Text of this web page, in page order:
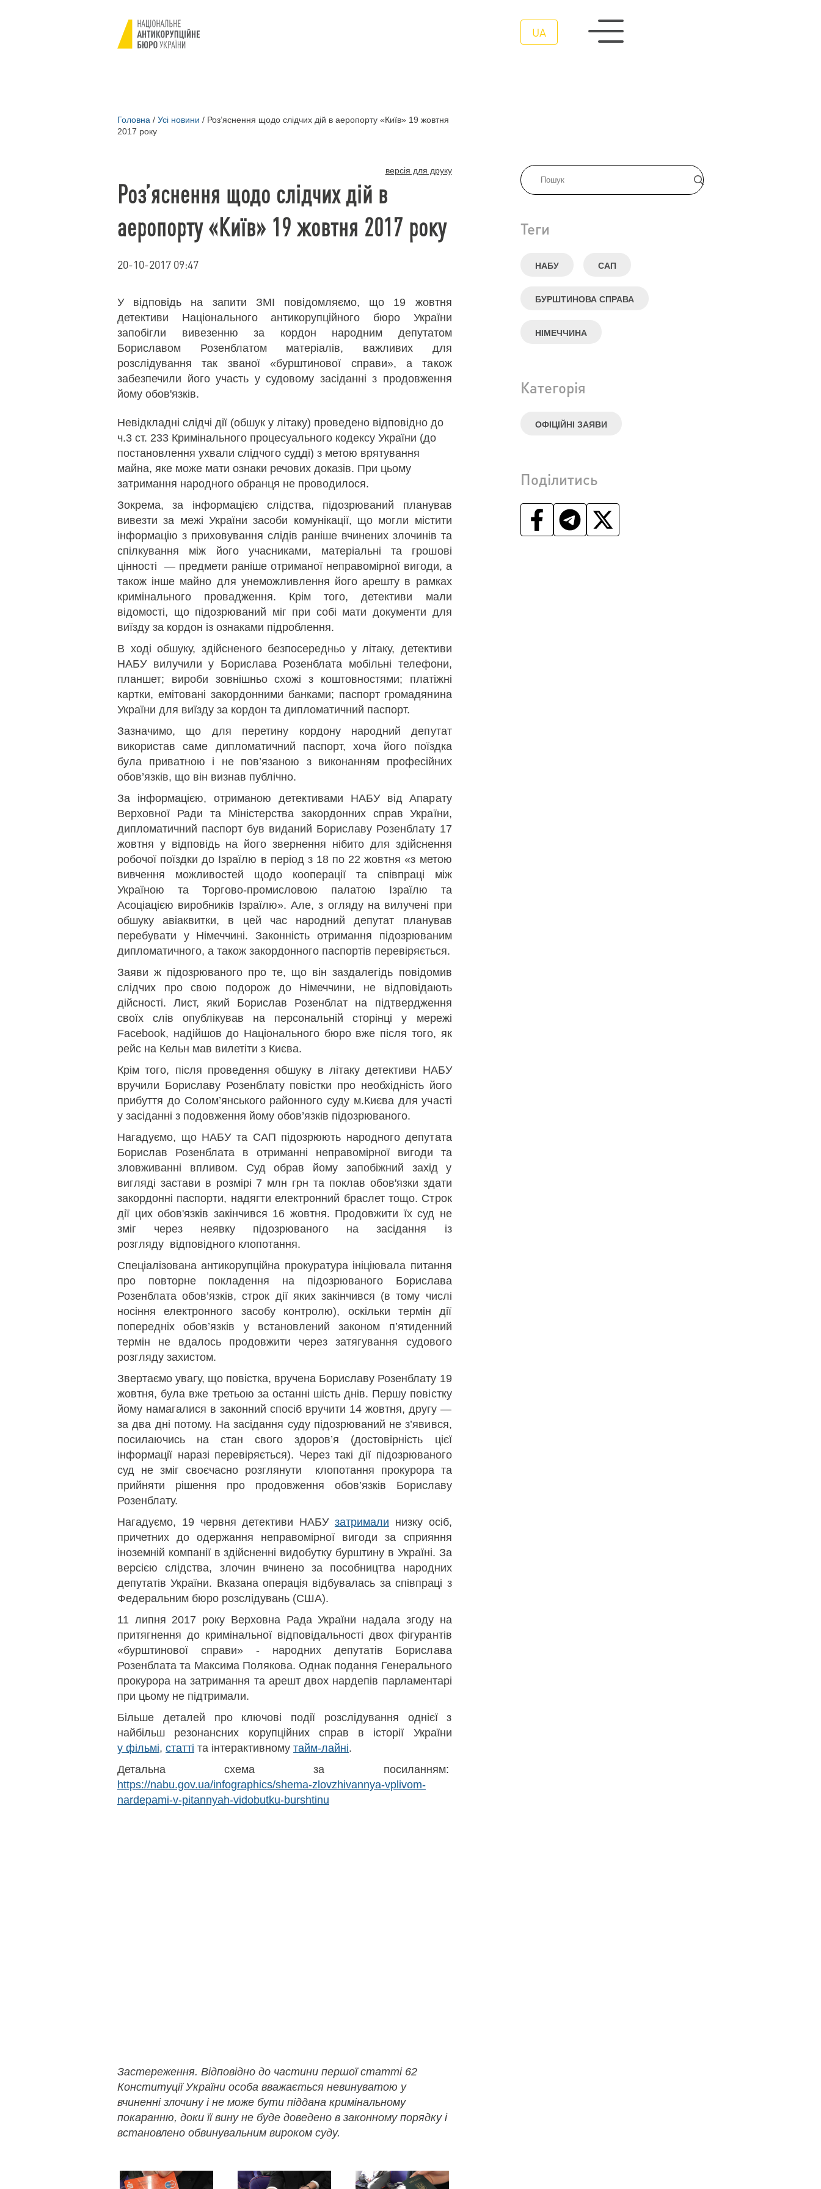
UA
Головна / Усі новини / Роз’яснення щодо слідчих дій в аеропорту «Київ» 19 жовтня
2017 року
Теги
НАБУ САП
БУРШТИНОВА СПРАВА
НІМЕЧЧИНА
Категорія
ОФІЦІЙНІ ЗАЯВИ
Поділитись
версія для друку
Роз’яснення щодо слідчих дій в
аеропорту «Київ» 19 жовтня 2017 року
20-10-2017 09:47
У відповідь на запити ЗМІ повідомляємо, що 19 жовтня
детективи Національного антикорупційного бюро України
запобігли вивезенню за кордон народним депутатом
Бориславом Розенблатом матеріалів, важливих для
розслідування так званої «бурштинової справи», а також
забезпечили його участь у судовому засіданні з продовження
йому обов'язків.
Невідкладні слідчі дії (обшук у літаку) проведено відповідно до
ч.3 ст. 233 Кримінального процесуального кодексу України (до
постановлення ухвали слідчого судді) з метою врятування
майна, яке може мати ознаки речових доказів. При цьому
затримання народного обранця не проводилося.
Зокрема, за інформацією слідства, підозрюваний планував
вивезти за межі України засоби комунікації, що могли містити
інформацію з приховування слідів раніше вчинених злочинів та
спілкування між його учасниками, матеріальні та грошові
цінності — предмети раніше отриманої неправомірної вигоди, а
також інше майно для унеможливлення його арешту в рамках
кримінального провадження. Крім того, детективи мали
відомості, що підозрюваний міг при собі мати документи для
виїзду за кордон із ознаками підроблення.
В ході обшуку, здійсненого безпосередньо у літаку, детективи
НАБУ вилучили у Борислава Розенблата мобільні телефони,
планшет; вироби зовнішньо схожі з коштовностями; платіжні
картки, емітовані закордонними банками; паспорт громадянина
України для виїзду за кордон та дипломатичний паспорт.
Зазначимо, що для перетину кордону народний депутат
використав саме дипломатичний паспорт, хоча його поїздка
була приватною і не пов’язаною з виконанням професійних
обов’язків, що він визнав публічно.
За інформацією, отриманою детективами НАБУ від Апарату
Верховної Ради та Міністерства закордонних справ України,
дипломатичний паспорт був виданий Бориславу Розенблату 17
жовтня у відповідь на його звернення нібито для здійснення
робочої поїздки до Ізраїлю в період з 18 по 22 жовтня «з метою
вивчення можливостей щодо кооперації та співпраці між
Україною та Торгово-промисловою палатою Ізраїлю та
Асоціацією виробників Ізраїлю». Але, з огляду на вилучені при
обшуку авіаквитки, в цей час народний депутат планував
перебувати у Німеччині. Законність отримання підозрюваним
дипломатичного, а також закордонного паспортів перевіряється.
Заяви ж підозрюваного про те, що він заздалегідь повідомив
слідчих про свою подорож до Німеччини, не відповідають
дійсності. Лист, який Борислав Розенблат на підтвердження
своїх слів опублікував на персональній сторінці у мережі
Facebook, надійшов до Національного бюро вже після того, як
рейс на Кельн мав вилетіти з Києва.
Крім того, після проведення обшуку в літаку детективи НАБУ
вручили Бориславу Розенблату повістки про необхідність його
прибуття до Солом’янського районного суду м.Києва для участі
у засіданні з подовження йому обов’язків підозрюваного.
Нагадуємо, що НАБУ та САП підозрюють народного депутата
Борислав Розенблата в отриманні неправомірної вигоди та
зловживанні впливом. Суд обрав йому запобіжний захід у
вигляді застави в розмірі 7 млн грн та поклав обов'язки здати
закордонні паспорти, надягти електронний браслет тощо. Строк
дії цих обов'язків закінчився 16 жовтня. Продовжити їх суд не
зміг через неявку підозрюваного на засідання із
розгляду відповідного клопотання.
Спеціалізована антикорупційна прокуратура ініціювала питання
про повторне покладення на підозрюваного Борислава
Розенблата обов’язків, строк дії яких закінчився (в тому числі
носіння електронного засобу контролю), оскільки термін дії
попередніх обов’язків у встановлений законом п’ятиденний
термін не вдалось продовжити через затягування судового
розгляду захистом.
Звертаємо увагу, що повістка, вручена Бориславу Розенблату 19
жовтня, була вже третьою за останні шість днів. Першу повістку
йому намагалися в законний спосіб вручити 14 жовтня, другу —
за два дні потому. На засідання суду підозрюваний не з’явився,
посилаючись на стан свого здоров’я (достовірність цієї
інформації наразі перевіряється). Через такі дії підозрюваного
суд не зміг своєчасно розглянути клопотання прокурора та
прийняти рішення про продовження обов’язків Бориславу
Розенблату.
Нагадуємо, 19 червня детективи НАБУ затримали низку осіб,
причетних до одержання неправомірної вигоди за сприяння
іноземній компанії в здійсненні видобутку бурштину в Україні. За
версією слідства, злочин вчинено за пособництва народних
депутатів України. Вказана операція відбувалась за співпраці з
Федеральним бюро розслідувань (США).
11 липня 2017 року Верховна Рада України надала згоду на
притягнення до кримінальної відповідальності двох фігурантів
«бурштинової справи» - народних депутатів Борислава
Розенблата та Максима Полякова. Однак подання Генерального
прокурора на затримання та арешт двох нардепів парламентарі
при цьому не підтримали.
Більше деталей про ключові події розслідування однієї з
найбільш резонансних корупційних справ в історії України
у фільмі, статті та інтерактивному тайм-лайні.
Детальна схема за посиланням:
https://nabu.gov.ua/infographics/shema-zlovzhivannya-vplivom-
nardepami-v-pitannyah-vidobutku-burshtinu
Застереження. Відповідно до частини першої статті 62
Конституції України особа вважається невинуватою у
вчиненні злочину і не може бути піддана кримінальному
покаранню, доки її вину не буде доведено в законному порядку і
встановлено обвинувальним вироком суду.